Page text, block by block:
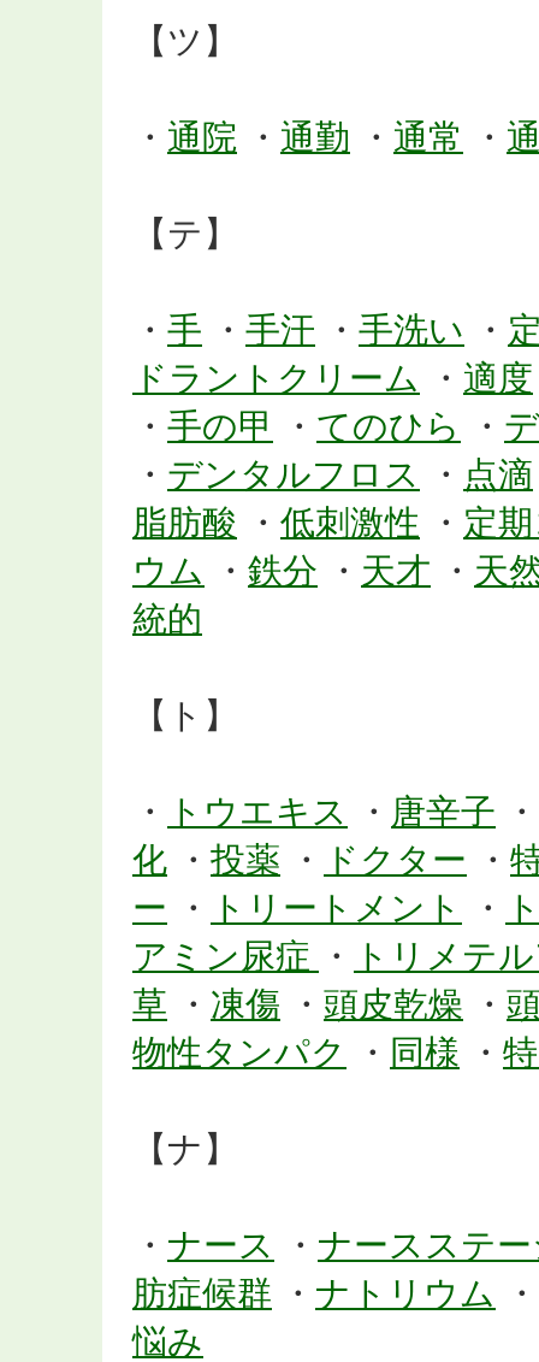
【ツ】
・ 通院 ・ 通勤 ・ 通常 ・
【テ】
・ 手 ・ 手汗 ・ 手洗い ・
ドラントクリーム
・ 適度
・ 手の甲 ・ てのひら ・
・ デンタルフロス ・ 点滴
脂肪酸 ・ 低刺激性 ・ 定
ウム
・ 鉄分 ・ 天才 ・ 天
統的
【ト】
・ トウエキス ・ 唐辛子 ・
化 ・ 投薬 ・ ドクター ・
ー ・ トリートメント ・
アミン尿症
・
トリメテ
草 ・ 凍傷 ・ 頭皮乾燥 ・
物性タンパク
・ 同様 ・
【ナ】
・ ナース ・ ナースステ
肪症候群 ・ ナトリウム
・
悩み